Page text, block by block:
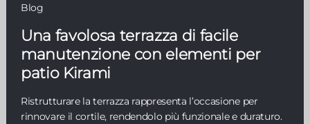
Blog
Una favolosa terrazza di facile
manutenzione con elementi per
patio Kirami
Ristrutturare la terrazza rappresenta l’occasione per
rinnovare il cortile, rendendolo più funzionale e duraturo.